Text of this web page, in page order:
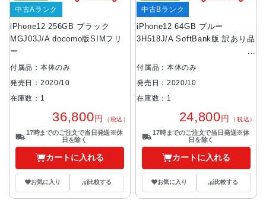
iPhone12 256GB ブラック
MGJ03J/A docomo版SIMフリ
ー
中古Aランク
付属品：本体のみ
発売日：2020/10
在庫数：1
36,800円 （税込）
17時までのご注文で当日発送※休
日を除く
カートに入れる
お気に入り 比較する
iPhone12 64GB ブルー
3H518J/A SoftBank版 訳あり品
中古Bランク
付属品：本体のみ
発売日：2020/10
在庫数：1
24,800円 （税込）
17時までのご注文で当日発送※休
日を除く
カートに入れる
お気に入り 比較する